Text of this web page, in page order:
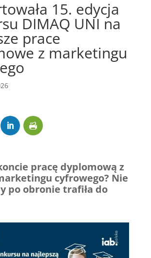
15. edycja
DIMAQ UNI na
prace
z marketingu
pracę dyplomową z
cyfrowego? Nie
po obronie trafiła do